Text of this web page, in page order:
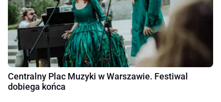
Centralny Plac Muzyki w Warszawie. Festiwal
dobiega końca